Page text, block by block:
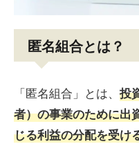
匿名組合とは？
「匿名組合」とは、 投
者）の事業のために出
じる利益の分配を受け